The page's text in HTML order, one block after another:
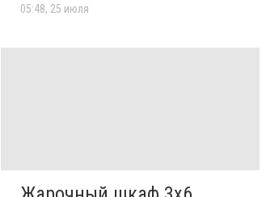
05:48, 25 июля